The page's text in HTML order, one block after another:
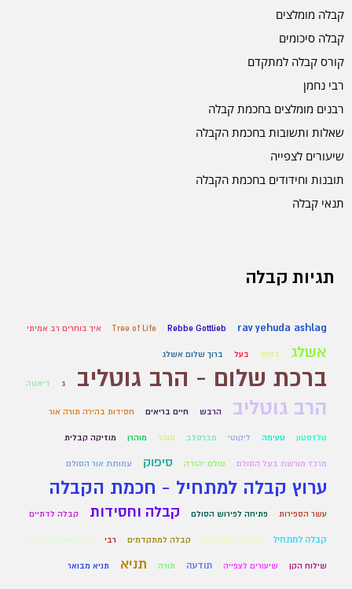
קבלה מומלצים
קבלה סיכומים
קורס קבלה למתקדם
רבי נחמן
רבנים מומלצים בחכמת קבלה
שאלות ותשובות בחכמת הקבלה
שיעורים לצפייה
תובנות וחידודים בחכמת הקבלה
תנאי קבלה
תגיות קבלה
rav yehuda ashlag
Rebbe Gottlieb
Tree of Life איך בוחרים רב אמיתי
אשלג בספר בעל ברוך שלום אשלג
ברכת שלום - הרב גוטליב ג דיאטה
הרב גוטליב הרבש חיים בריאים חסידות בהירה תורה אור
טלזסטון טעימה ליקוטי מברסלב מוהר מוהרן מוזיקה קבלית
מרכז מורשת בעל הסולם סולם יהודה סיפוק עמותת אור הסולם
ערוץ קבלה למתחיל - חכמת הקבלה
עשר הספירות פתיחה לפירוש הסולם קבלה וחסידות קבלה לדתיים
קבלה למתחיל קבלה למתחילים קבלה למתקדמים רבי רבי שמעון בר יוחאי
שילוח הקן שיעורים לצפייה תודעה תורה תניא תניא מבואר